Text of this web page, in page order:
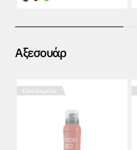
Αξεσουάρ
Εξαντλημένο